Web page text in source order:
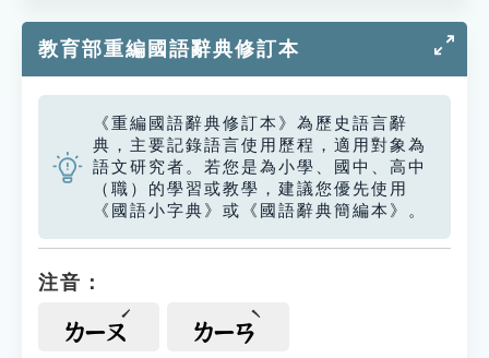
教育部重編國語辭典修訂本
《重編國語辭典修訂本》為歷史語言辭
典，主要記錄語言使用歷程，適用對象為
語文研究者。若您是為小學、國中、高中
（職）的學習或教學，建議您優先使用
《國語小字典》或《國語辭典簡編本》。
注音：
ㄌㄧㄡ ㄌㄧㄢ